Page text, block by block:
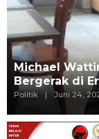
Michael
Bergerak di
Politik | Juni 24,